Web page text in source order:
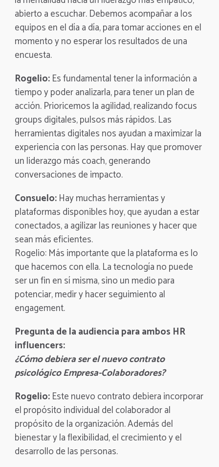
abierto a escuchar. Debemos acompañar a los
equipos en el día a día, para tomar acciones en el
momento y no esperar los resultados de una
encuesta.
Rogelio:Es fundamental tener la información a
tiempo y poder analizarla, para tener un plan de
acción. Prioricemos la agilidad, realizando focus
groups digitales, pulsos más rápidos. Las
herramientas digitales nos ayudan a maximizar la
experiencia con las personas. Hay que promover
un liderazgo más coach, generando
conversaciones de impacto.
Consuelo:Hay muchas herramientas y
plataformas disponibles hoy, que ayudan a estar
conectados, a agilizar las reuniones y hacer que
sean más eficientes.
Rogelio: Más importante que la plataforma es lo
que hacemos con ella. La tecnología no puede
ser un fin en sí misma, sino un medio para
potenciar, medir y hacer seguimiento al
engagement.
Pregunta de la audiencia para ambos HR
influencers:
¿Cómo debiera ser el nuevo contrato
psicológico Empresa-Colaboradores?
Rogelio:Este nuevo contrato debiera incorporar
el propósito individual del colaborador al
propósito de la organización. Además del
bienestar y la flexibilidad, el crecimiento y el
desarrollo de las personas.